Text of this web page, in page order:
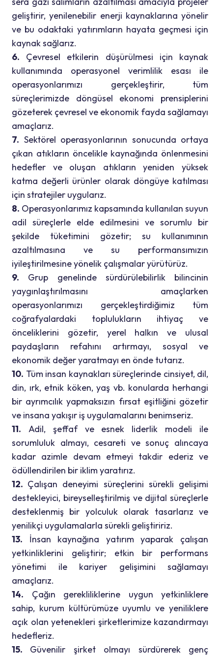
geliştirir, yenilenebilir enerji kaynaklarına yönelir
ve bu odaktaki yatırımların hayata geçmesi için
kaynak sağlarız.
6. Çevresel etkilerin düşürülmesi için kaynak
kullanımında operasyonel verimlilik esası ile
operasyonlarımızı gerçekleştirir, tüm
süreçlerimizde döngüsel ekonomi prensiplerini
gözeterek çevresel ve ekonomik fayda sağlamayı
amaçlarız.
7. Sektörel operasyonlarının sonucunda ortaya
çıkan atıkların öncelikle kaynağında önlenmesini
hedefler ve oluşan atıkların yeniden yüksek
katma değerli ürünler olarak döngüye katılması
için stratejiler uygularız.
8. Operasyonlarımız kapsamında kullanılan suyun
adil süreçlerle elde edilmesini ve sorumlu bir
şekilde tüketimini gözetir; su kullanımının
azaltılmasına ve su performansımızın
iyileştirilmesine yönelik çalışmalar yürütürüz.
9. Grup genelinde sürdürülebilirlik bilincinin
yaygınlaştırılmasını amaçlarken
operasyonlarımızı gerçekleştirdiğimiz tüm
coğrafyalardaki toplulukların ihtiyaç ve
önceliklerini gözetir, yerel halkın ve ulusal
paydaşların refahını artırmayı, sosyal ve
ekonomik değer yaratmayı en önde tutarız.
10. Tüm insan kaynakları süreçlerinde cinsiyet, dil,
din, ırk, etnik köken, yaş vb. konularda herhangi
bir ayrımcılık yapmaksızın fırsat eşitliğini gözetir
ve insana yakışır iş uygulamalarını benimseriz.
11. Adil, şeffaf ve esnek liderlik modeli ile
sorumluluk almayı, cesareti ve sonuç alıncaya
kadar azimle devam etmeyi takdir ederiz ve
ödüllendirilen bir iklim yaratırız.
12. Çalışan deneyimi süreçlerini sürekli gelişimi
destekleyici, bireyselleştirilmiş ve dijital süreçlerle
desteklenmiş bir yolculuk olarak tasarlarız ve
yenilikçi uygulamalarla sürekli geliştiririz.
13. İnsan kaynağına yatırım yaparak çalışan
yetkinliklerini geliştirir; etkin bir performans
yönetimi ile kariyer gelişimini sağlamayı
amaçlarız.
14. Çağın gerekliliklerine uygun yetkinliklere
sahip, kurum kültürümüze uyumlu ve yeniliklere
açık olan yetenekleri şirketlerimize kazandırmayı
hedefleriz.
15. Güvenilir şirket olmayı sürdürerek genç